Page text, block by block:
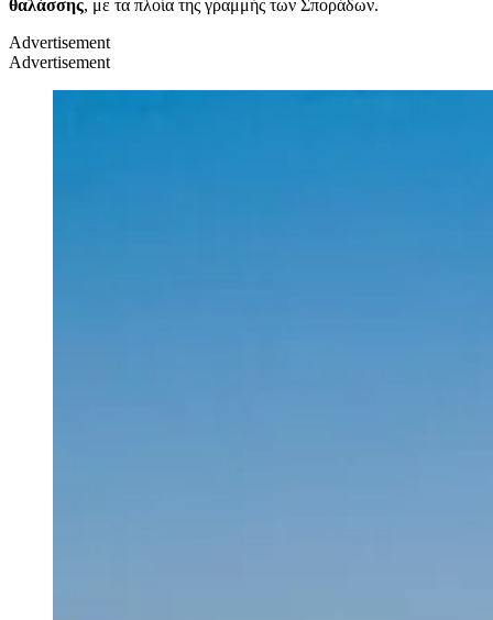
θαλάσσης, με τα πλοία της γραμμής των Σποράδων.
Advertisement
Advertisement